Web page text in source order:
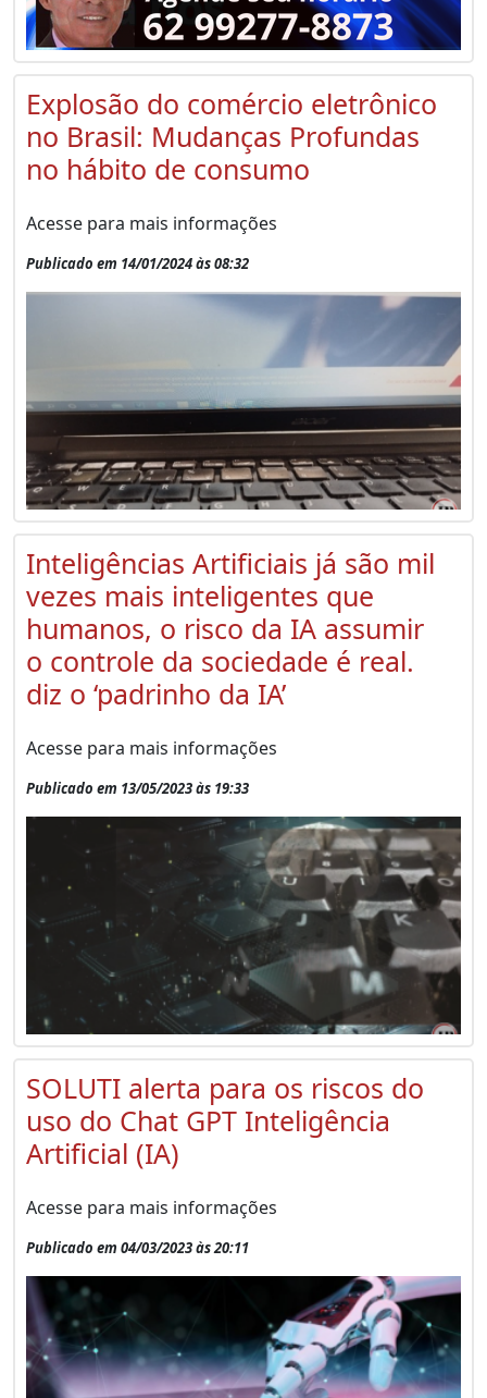
Explosão do comércio eletrônico
no Brasil: Mudanças Profundas
no hábito de consumo
Acesse para mais informações
Publicado em 14/01/2024 às 08:32
Inteligências Artificiais já são mil
vezes mais inteligentes que
humanos, o risco da IA assumir
o controle da sociedade é real.
diz o ‘padrinho da IA’
Acesse para mais informações
Publicado em 13/05/2023 às 19:33
SOLUTI alerta para os riscos do
uso do Chat GPT Inteligência
Artificial (IA)
Acesse para mais informações
Publicado em 04/03/2023 às 20:11